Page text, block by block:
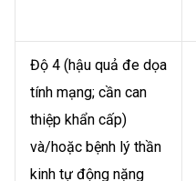
Độ 4 (hậu quả đe dọa
tính mạng; cần can
thiệp khẩn cấp)
và/hoặc bệnh lý thần
kinh tự động nặng